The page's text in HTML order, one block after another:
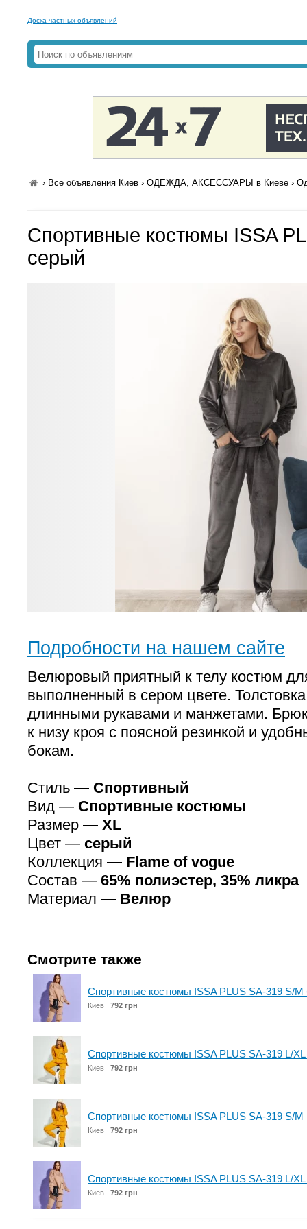
Доска частных объявлений
› Все объявления Киев ›ОДЕЖДА, АКСЕССУАРЫ в Киеве ›
Спортивные костюмы ISSA
серый
Подробности на нашем сайте
Велюровый приятный к телу костюм
выполненный в сером цвете.
длинными рукавами и манжетами.
к низу кроя с поясной резинкой и
бокам.
Стиль — Спортивный
Вид — Спортивные костюмы
Размер — XL
Цвет — серый
Коллекция — Flame of vogue
Состав — 65% полиэстер, 35% ликра
Материал — Велюр
Смотрите также
Спортивные костюмы ISSA PLUS SA-319 S/
Киев 792 грн
Спортивные костюмы ISSA PLUS SA-319 L/XL
Киев 792 грн
Спортивные костюмы ISSA PLUS SA-319 S/M
Киев 792 грн
Спортивные костюмы ISSA PLUS SA-319 L/
Киев 792 грн